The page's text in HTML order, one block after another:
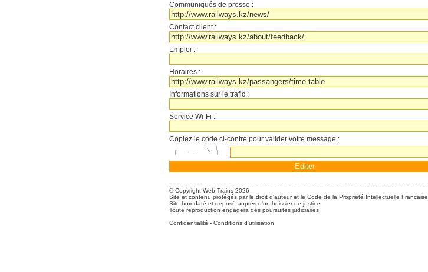
Communiqués de presse :
Contact client :
Emploi :
Horaires :
Informations sur le trafic :
Service Wi-Fi :
Copiez le code ci-contre pour valider votre message :
© Copyright Web Trains 2026
Site et contenu protégés par le droit d'auteur et le Code de la Propriété Intellectuelle Française
Site horodaté et déposé auprès d'un huissier de justice
Toute reproduction engagera des poursuites judiciaires
Confidentialité - Conditions d'utilisation